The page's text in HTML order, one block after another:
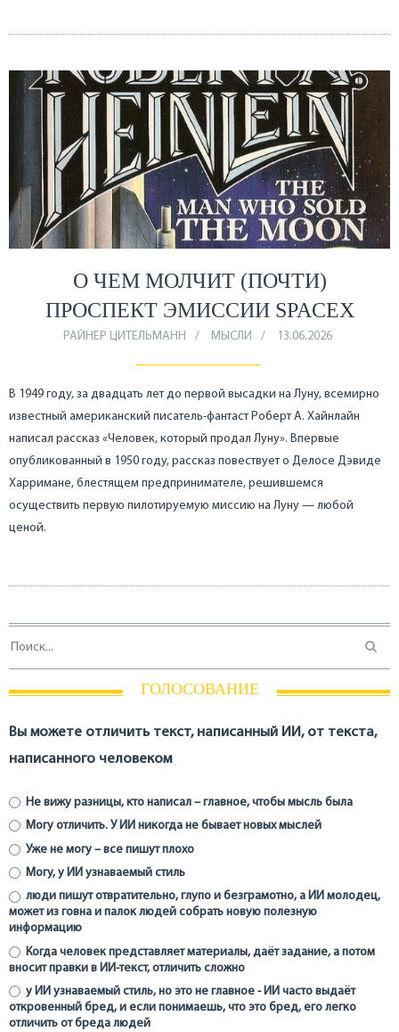
О ЧЕМ МОЛЧИТ (ПОЧТИ)
ПРОСПЕКТ ЭМИССИИ SPACEX
РАЙНЕР ЦИТЕЛЬМАНН МЫСЛИ 13.06.2026
В 1949 году, за двадцать лет до первой высадки на Луну, всемирно
известный американский писатель-фантаст Роберт А. Хайнлайн
написал рассказ «Человек, который продал Луну». Впервые
опубликованный в 1950 году, рассказ повествует о Делосе Дэвиде
Харримане, блестящем предпринимателе, решившемся
осуществить первую пилотируемую миссию на Луну — любой
ценой.
ГОЛОСОВАНИЕ
Вы можете отличить текст, написанный ИИ, от текста,
написанного человеком
Не вижу разницы, кто написал – главное, чтобы мысль была
Могу отличить. У ИИ никогда не бывает новых мыслей
Уже не могу – все пишут плохо
Могу, у ИИ узнаваемый стиль
люди пишут отвратительно, глупо и безграмотно, а ИИ молодец,
может из говна и палок людей собрать новую полезную
информацию
Когда человек представляет материалы, даёт задание, а потом
вносит правки в ИИ-текст, отличить сложно
у ИИ узнаваемый стиль, но это не главное - ИИ часто выдаёт
откровенный бред, и если понимаешь, что это бред, его легко
отличить от бреда людей